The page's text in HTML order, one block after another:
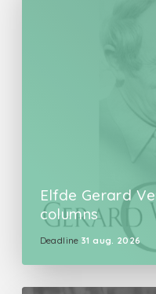
Elfde Gerard
columns
Deadline 31 aug. 2026